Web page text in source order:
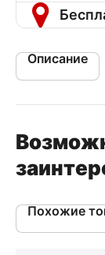
Описание
Похожие